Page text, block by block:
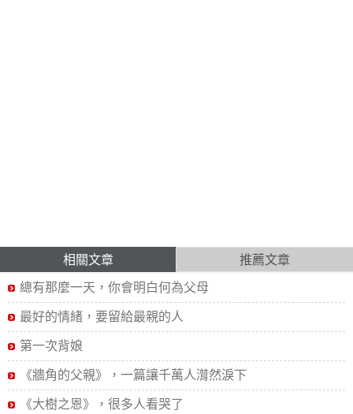
相關文章 推薦文章
總有那麼一天，你會明白何為父母
最好的情緒，要留給最親的人
第一次背娘
《牆角的父親》，一篇讓千萬人潸然淚下
《大樹之恩》，很多人看哭了